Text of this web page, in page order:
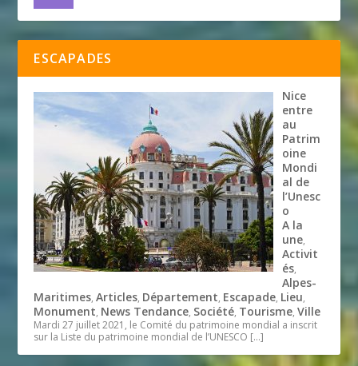
ESCAPADES
Nice
entre
au
Patrim
oine
Mondi
al de
l’Unesc
o
A la
une,
Activit
és,
Alpes-
Maritimes,Articles, Département, Escapade, Lieu,
Monument, News Tendance, Société, Tourisme,Ville
Mardi 27 juillet 2021, le Comité du patrimoine mondial a inscrit
sur la Liste du patrimoine mondial de l’UNESCO […]